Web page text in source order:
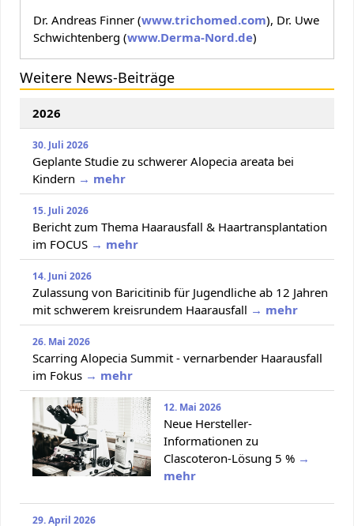
Dr. Andreas Finner (www.trichomed.com), Dr. Uwe
Schwichtenberg (www.Derma-Nord.de)
Weitere News-Beiträge
2026
30. Juli 2026
Geplante Studie zu schwerer Alopecia areata bei
Kindern → mehr
15. Juli 2026
Bericht zum Thema Haarausfall & Haartransplantation
im FOCUS → mehr
14. Juni 2026
Zulassung von Baricitinib für Jugendliche ab 12 Jahren
mit schwerem kreisrundem Haarausfall → mehr
26. Mai 2026
Scarring Alopecia Summit - vernarbender Haarausfall
im Fokus → mehr
12. Mai 2026
Neue Hersteller-
Informationen zu
Clascoteron-Lösung 5 % →
mehr
29. April 2026